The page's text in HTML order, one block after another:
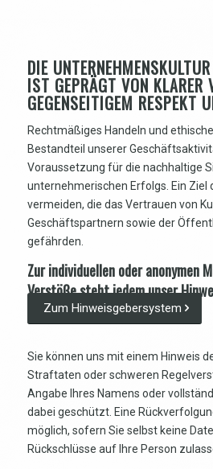
DIE
IST GEPRÄGT VON KLARER
GEGENSEITIGEM RESPEKT
Rechtmäßiges Handeln und
Bestandteil unserer
Voraussetzung für die nachhaltige
unternehmerischen Erfolgs. Ein Ziel
vermeiden, die das Vertrauen von
Geschäftspartnern sowie der
gefährden.
Zur individuellen oder anonymen
Verstöße steht jedem unser
Verfügung:
Zum Hinweisgebersystem
Sie können uns mit einem Hinweis
Straftaten oder schweren
Angabe Ihres Namens oder
dabei geschützt. Eine
möglich, sofern Sie selbst keine
Rückschlüsse auf Ihre Person